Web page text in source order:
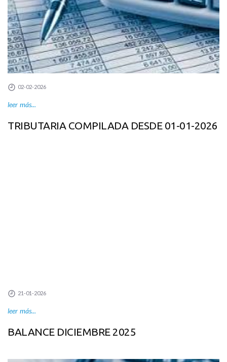
02-02-2026
leer más...
TRIBUTARIA COMPILADA DESDE 01-01-2026
21-01-2026
leer más...
BALANCE DICIEMBRE 2025